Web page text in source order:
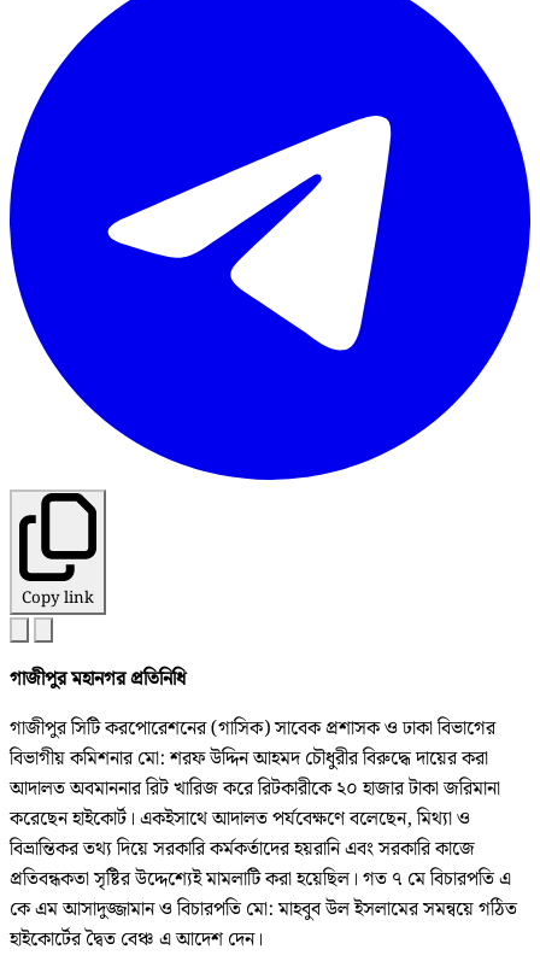
Copy link
গাজীপুর মহানগর প্রতিনিধি
গাজীপুর সিটি করপোরেশনের (গাসিক) সাবেক প্রশাসক ও ঢাকা বিভাগের
বিভাগীয় কমিশনার মো: শরফ উদ্দিন আহমদ চৌধুরীর বিরুদ্ধে দায়ের করা
আদালত অবমাননার রিট খারিজ করে রিটকারীকে ২০ হাজার টাকা জরিমানা
করেছেন হাইকোর্ট। একইসাথে আদালত পর্যবেক্ষণে বলেছেন, মিথ্যা ও
বিভ্রান্তিকর তথ্য দিয়ে সরকারি কর্মকর্তাদের হয়রানি এবং সরকারি কাজে
প্রতিবন্ধকতা সৃষ্টির উদ্দেশ্যেই মামলাটি করা হয়েছিল। গত ৭ মে বিচারপতি এ
কে এম আসাদুজ্জামান ও বিচারপতি মো: মাহবুব উল ইসলামের সমন্বয়ে গঠিত
হাইকোর্টের দ্বৈত বেঞ্চ এ আদেশ দেন।